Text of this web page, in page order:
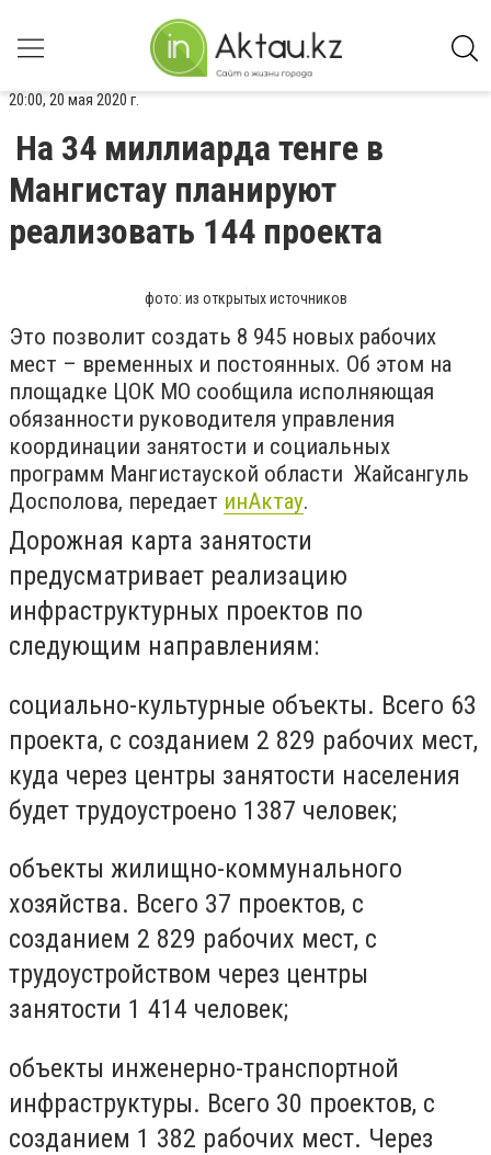
20:00, 20 мая 2020 г.
На 34 миллиарда тенге в
Мангистау планируют
реализовать 144 проекта
фото: из открытых источников
Это позволит создать 8 945 новых рабочих
мест – временных и постоянных. Об этом на
площадке ЦОК МО сообщила исполняющая
обязанности руководителя управления
координации занятости и социальных
программ Мангистауской области Жайсангуль
Досполова, передает инАктау.
Дорожная карта занятости
предусматривает реализацию
инфраструктурных проектов по
следующим направлениям:
социально-культурные объекты. Всего 63
проекта, с созданием 2 829 рабочих мест,
куда через центры занятости населения
будет трудоустроено 1387 человек;
объекты жилищно-коммунального
хозяйства. Всего 37 проектов, с
созданием 2 829 рабочих мест, с
трудоустройством через центры
занятости 1 414 человек;
объекты инженерно-транспортной
инфраструктуры. Всего 30 проектов, с
созданием 1 382 рабочих мест. Через